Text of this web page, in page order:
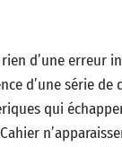
d’une erreur
d’une série de
qui